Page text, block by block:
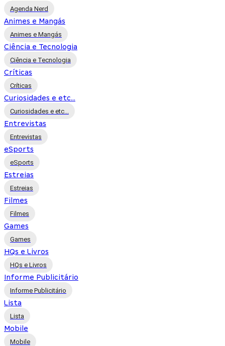
Agenda Nerd
Animes e Mangás
Animes e Mangás
Ciência e Tecnologia
Ciência e Tecnologia
Críticas
Críticas
Curiosidades e etc...
Curiosidades e etc...
Entrevistas
Entrevistas
eSports
eSports
Estreias
Estreias
Filmes
Filmes
Games
Games
HQs e Livros
HQs e Livros
Informe Publicitário
Informe Publicitário
Lista
Lista
Mobile
Mobile